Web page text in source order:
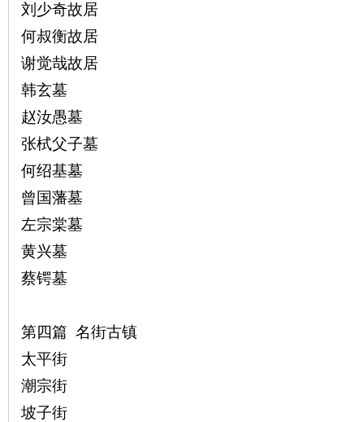
刘少奇故居
何叔衡故居
谢觉哉故居
韩玄墓
赵汝愚墓
张栻父子墓
何绍基墓
曾国藩墓
左宗棠墓
黄兴墓
蔡锷墓
第四篇 名街古镇
太平街
潮宗街
坡子街